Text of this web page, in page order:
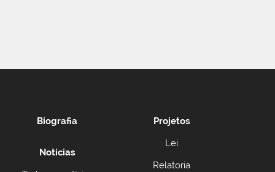
Biografia
Notícias
Projetos
Lei
Relatoria